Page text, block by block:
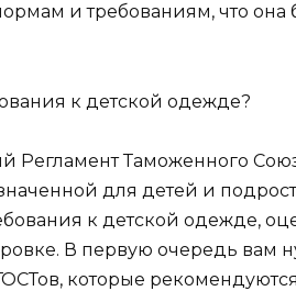
и требованиям, что
к детской одежде?
Регламент Таможенного
для детей и
к детской одежде,
В первую очередь вам
которые